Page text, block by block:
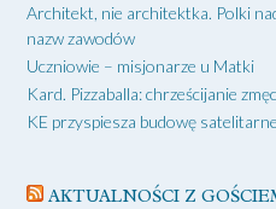
Architekt, nie architektka. Polki
nazw zawodów
Uczniowie – misjonarze u Matki
Kard. Pizzaballa: chrześcijanie
KE przyspiesza budowę
AKTUALNOŚCI Z